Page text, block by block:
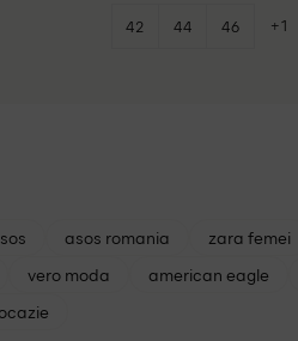
42 44 46 +1
asos romania zara femei
vero moda american eagle